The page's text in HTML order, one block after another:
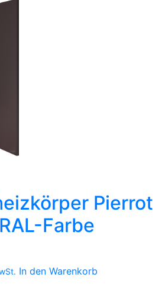
Pierrot
Farbe
In den Warenkorb